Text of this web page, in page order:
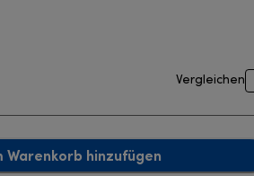
Vergleichen
Warenkorb hinzufügen